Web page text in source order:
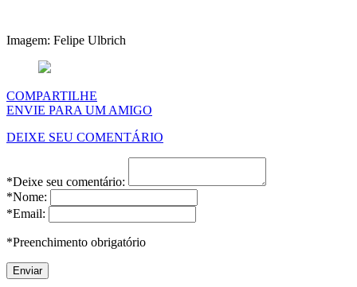
Imagem: Felipe Ulbrich
COMPARTILHE
ENVIE PARA UM AMIGO
DEIXE SEU COMENTÁRIO
*Deixe seu comentário:
*Nome:
*Email:
*Preenchimento obrigatório